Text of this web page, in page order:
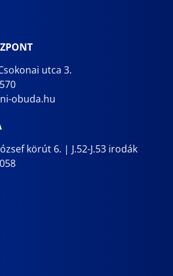
utca 3.
obuda.hu
körút 6. | J.52-J.53 irodák